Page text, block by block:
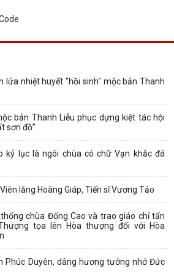
lửa nhiệt huyết "hồi sinh" mộc bản Thanh
bản Thanh Liễu phục dựng kiệt tác hội
sơn đồ”
kỷ lục là ngôi chùa có chữ Vạn khắc đá
lăng Hoàng Giáp, Tiến sĩ Vương Tảo
chùa Đống Cao và trao giáo chỉ tấn
tọa lên Hòa thượng đối với Hòa
Phúc Duyên, dâng hương tưởng nhớ Đức